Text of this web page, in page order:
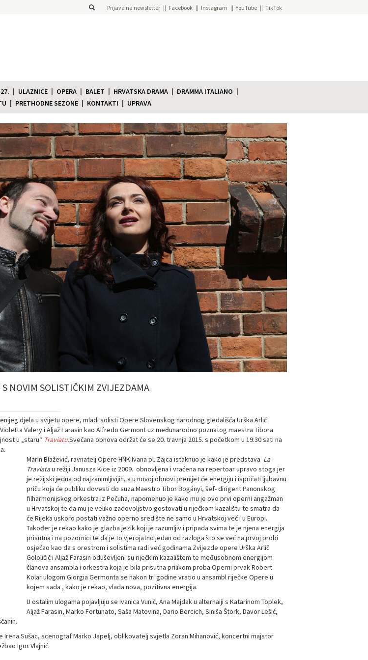
Prijava na newsletter Facebook Instagram YouTube TikTok
ULAZNICE OPERA BALET HRVATSKA DRAMA
DRAMMA ITALIANO
PRETHODNE SEZONE KONTAKTI UPRAVA
S NOVIM SOLISTIČKIM ZVIJEZDAMA
djela u svijetu opere, mladi solisti Opere Slovenskog narodnog gledališča Urška Arlič
Valery i Aljaž Farasin kao Alfredo Germont uz međunarodno poznatog maestra Tibora
u „staru“ Traviatu.Svečana obnova održat će se 20. travnja 2015. s početkom u 19:30 sati na
Marin Blažević, ravnatelj Opere HNK Ivana pl. Zajca istaknuo je kako je predstava La
Traviatau režiji Janusza Kice iz 2009. obnovljena i vraćena na repertoar upravo stoga jer
je režijski jedna od najzanimljivijih, a u novoj obnovi prenijet će energiju i ispričati ljubavnu
priču koja će publiku dovesti do suza.Maestro Tibor Bogányi, šef- dirigent Panonskog
filharmonijskog orkestra iz Pečuha, napomenuo je kako mu je ovo prvi operni angažman
u Hrvatskoj te da mu je veliko zadovoljstvo gostovati u riječkom kazalištu te smatra da
će Rijeka uskoro postati važno operno središte ne samo u Hrvatskoj već i u Europi.
Također je rekao kako je glazba jezik koji je razumljiv i pripada svima te je njena energija
prisutna i na pozornici te da je to vjerojatno jedan od razloga što se već na prvoj probi
osjećao kao da s orestrom i solistima radi već godinama.Zvijezde opere Urška Arlič
Gololičič i Aljaž Farasin oduševljeni su riječkim kazalištem te međusobnom energijom
članova ansambla i orkestra koja je bila prisutna prilikom proba.Operni prvak Robert
Kolar ulogom Giorgia Germonta se nakon tri godine vratio u ansambl riječke Opere u
kojem sada , kako je rekao, vlada nova, pozitivna energija.
U ostalim ulogama pojavljuju se Ivanica Vunić, Ana Majdak u alternaiji s Katarinom Toplek,
Aljaž Farasin, Marko Fortunato, Saša Matovina, Dario Bercich, Siniša Štork, Davor Lešić,
Sušac, scenograf Marko Japelj, oblikovatelj svjetla Zoran Mihanović, koncertni majstor
Igor Vlajnić.